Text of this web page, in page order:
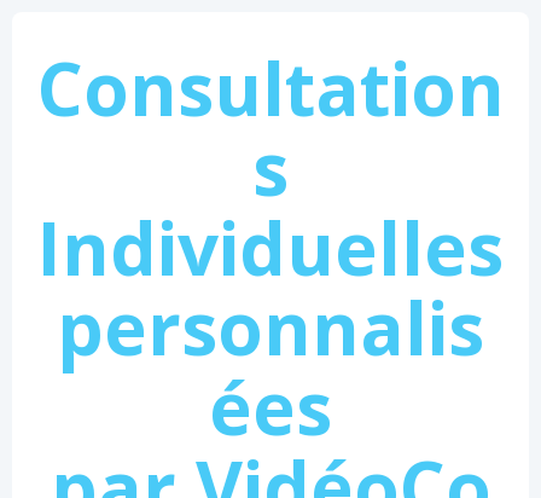
Consultation
s
Individuelles
personnalis
ées